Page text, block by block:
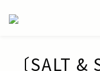
〔SALT